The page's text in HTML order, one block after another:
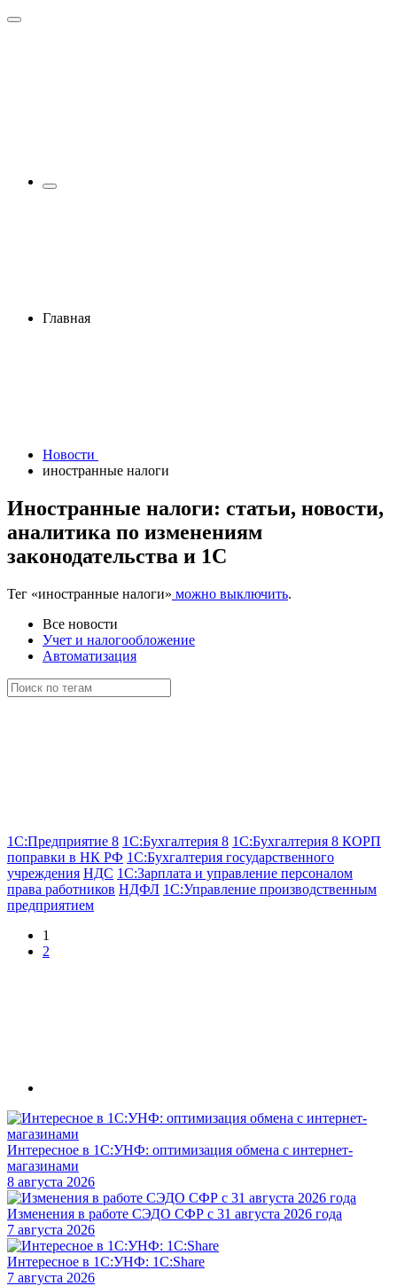
Главная
Новости
иностранные налоги
Иностранные налоги: статьи, новости,
аналитика по изменениям
законодательства и 1С
Тег «иностранные налоги» можно выключить.
Все новости
Учет и налогообложение
Автоматизация
1С:Предприятие 8 1С:Бухгалтерия 8 1С:Бухгалтерия 8 КОРП
поправки в НК РФ 1С:Бухгалтерия государственного
учреждения НДС 1С:Зарплата и управление персоналом
права работников НДФЛ 1С:Управление производственным
предприятием
1
2
Интересное в 1С:УНФ: оптимизация обмена с интернет-
магазинами
8 августа 2026
Изменения в работе СЭДО СФР с 31 августа 2026 года
7 августа 2026
Интересное в 1С:УНФ: 1С:Share
7 августа 2026